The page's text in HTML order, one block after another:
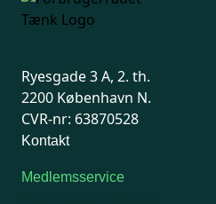
Ryesgade 3 A, 2. th.
2200 København N.
CVR-nr: 63870528
Kontakt
Medlemsservice